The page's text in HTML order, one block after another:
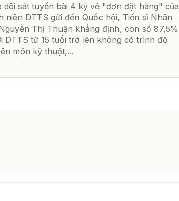
dõi sát tuyến bài 4 kỳ về "đơn đặt hàng" của
niên DTTS gửi đến Quốc hội, Tiến sĩ Nhân
Thị Thuận khẳng định, con số 87,5%
DTTS từ 15 tuổi trở lên không có trình độ
môn kỹ thuật,...